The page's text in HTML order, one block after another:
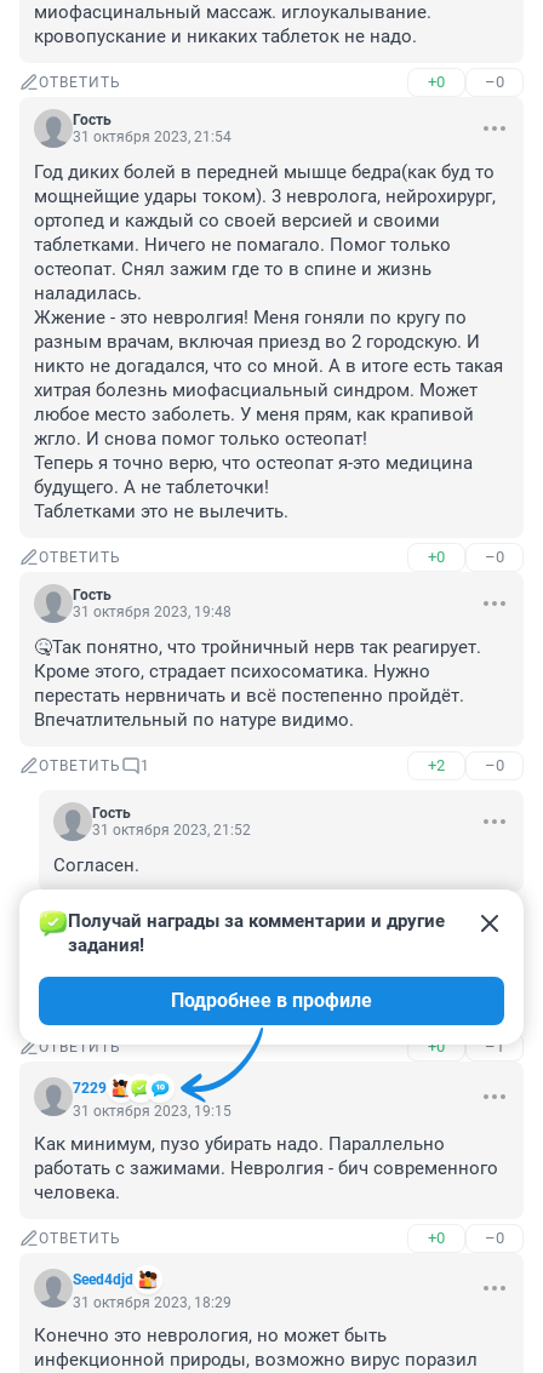
миофасцинальный массаж. иглоукалывание.
кровопускание и никаких таблеток не надо.
ОТВЕТИТЬ +0 –0
Гость
31 октября 2023, 21:54
Год диких болей в передней мышце бедра(как буд то
мощнейщие удары током). 3 невролога, нейрохирург,
ортопед и каждый со своей версией и своими
таблетками. Ничего не помагало. Помог только
остеопат. Снял зажим где то в спине и жизнь
наладилась.
Жжение - это невролгия! Меня гоняли по кругу по
разным врачам, включая приезд во 2 городскую. И
никто не догадался, что со мной. А в итоге есть такая
хитрая болезнь миофасциальный синдром. Может
любое место заболеть. У меня прям, как крапивой
жгло. И снова помог только остеопат!
Теперь я точно верю, что остеопат я-это медицина
будущего. А не таблеточки!
Таблетками это не вылечить.
ОТВЕТИТЬ +0 –0
Гость
31 октября 2023, 19:48
🤒Так понятно, что тройничный нерв так реагирует.
Кроме этого, страдает психосоматика. Нужно
перестать нервничать и всё постепенно пройдёт.
Впечатлительный по натуре видимо.
ОТВЕТИТЬ 1 +2 –0
Гость
31 октября 2023, 21:52
Согласен.
ОТВЕТИТЬ –0
Гость
К ревматологу- системная склеродермия
ОТВЕТИТЬ +0 –1
7229
Получай награды за комментарии и другие
задания!
Подробнее в профиле
31 октября 2023, 19:15
Как минимум, пузо убирать надо. Параллельно
работать с зажимами. Невролгия - бич современного
человека.
ОТВЕТИТЬ +0 –0
Seed4djd
31 октября 2023, 18:29
Конечно это неврология, но может быть
инфекционной природы, возможно вирус поразил